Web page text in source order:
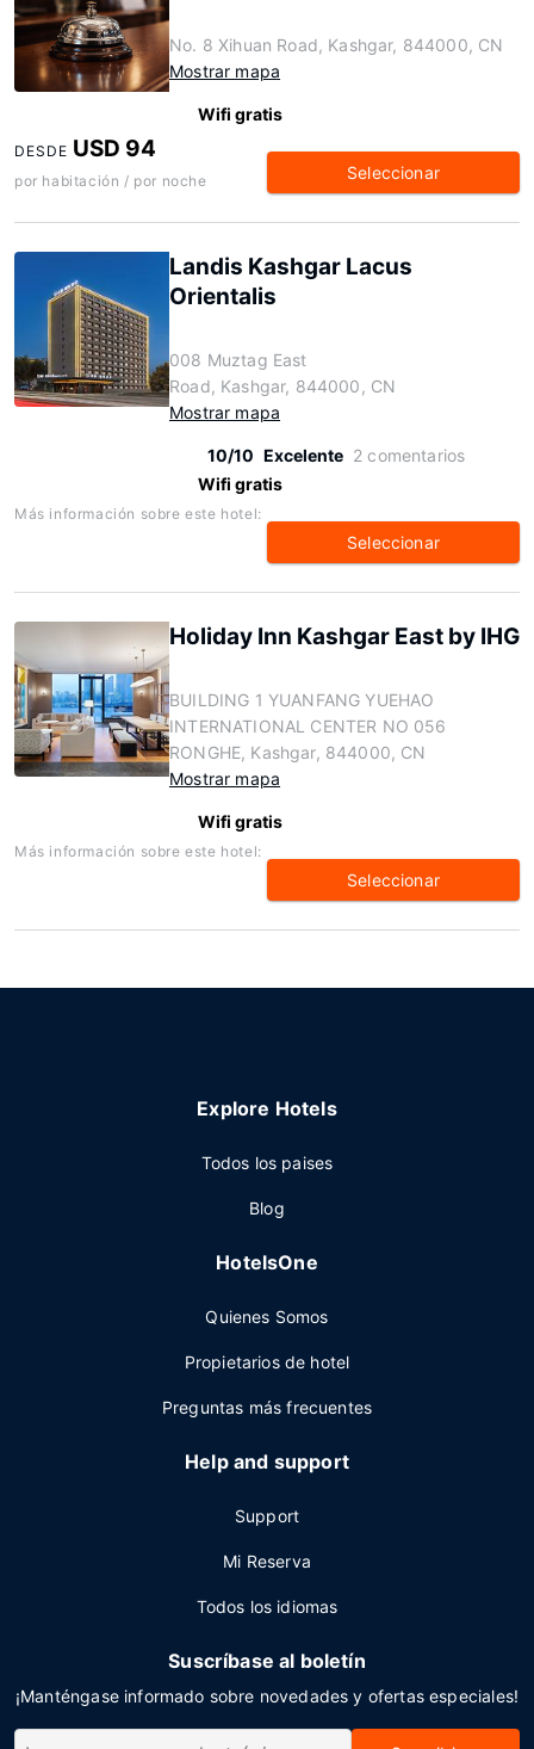
No. 8 Xihuan Road, Kashgar, 844000, CN
Mostrar mapa
Wifi gratis
DESDE USD 94
por habitación / por noche Seleccionar
Landis Kashgar Lacus
Orientalis
008 Muztag East
Road, Kashgar, 844000, CN
Mostrar mapa
10/10 Excelente 2 comentarios
Wifi gratis
Más información sobre este hotel:
Seleccionar
Holiday Inn Kashgar East by IHG
BUILDING 1 YUANFANG YUEHAO
INTERNATIONAL CENTER NO 056
RONGHE, Kashgar, 844000, CN
Mostrar mapa
Wifi gratis
Más información sobre este hotel:
Seleccionar
Explore Hotels
Todos los paises
Blog
HotelsOne
Quienes Somos
Propietarios de hotel
Preguntas más frecuentes
Help and support
Support
Mi Reserva
Todos los idiomas
Suscríbase al boletín
¡Manténgase informado sobre novedades y ofertas especiales!